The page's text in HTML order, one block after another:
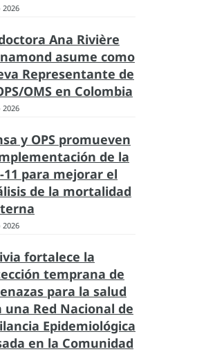
2026
Ana Rivière
asume como
Representante de
OMS en Colombia
2026
y OPS promueven
de la
11 para mejorar el
de la mortalidad
2026
fortalece la
temprana de
para la salud
una Red Nacional de
Epidemiológica
en la Comunidad